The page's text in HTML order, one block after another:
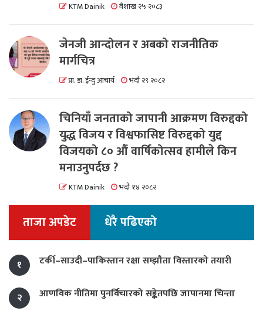
KTM Dainik वैशाख २५ २०८३
जेनजी आन्दोलन र अबको राजनीतिक
मार्गचित्र
प्रा. डा. ईन्दु आचार्य भदौ २९ २०८२
चिनियाँ जनताको जापानी आक्रमण विरुद्दको
युद्ध विजय र विश्वफासिष्ट विरुद्दको युद्द
विजयको ८० औं वार्षिकोत्सव हामीले किन
मनाउनुपर्दछ ?
KTM Dainik भदौ १४ २०८२
ताजा अपडेट धेरै पढिएको
१ टर्की–साउदी–पाकिस्तान रक्षा सम्झौता विस्तारको तयारी
२ आणविक नीतिमा पुनर्विचारको सङ्केतपछि जापानमा चिन्ता